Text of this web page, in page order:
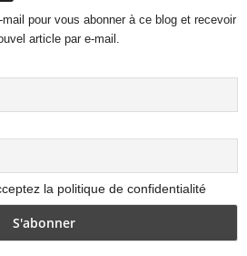
pour vous abonner à ce blog et recevoir
article par e-mail.
la politique de confidentialité